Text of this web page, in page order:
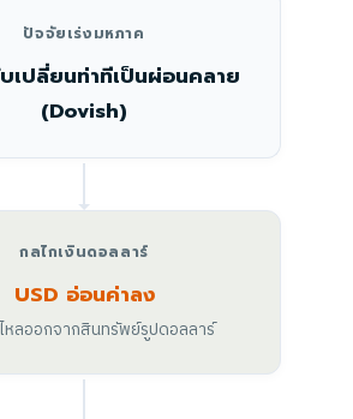
ปัจจัยเร่งมหภาค
เปลี่ยนท่าทีเป็นผ่อนคลาย
(Dovish)
กลไกเงินดอลลาร์
USD อ่อนค่าลง
หลออกจากสินทรัพย์รูปดอลลาร์